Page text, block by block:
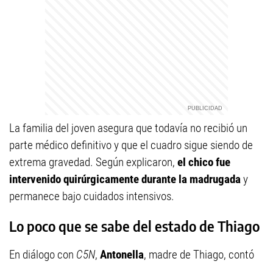
La familia del joven asegura que todavía no recibió un
parte médico definitivo y que el cuadro sigue siendo de
extrema gravedad. Según explicaron, el chico fue
intervenido quirúrgicamente durante la madrugaday
permanece bajo cuidados intensivos.
Lo poco que se sabe del estado de Thiago
En diálogo con C5N, Antonella, madre de Thiago, contó